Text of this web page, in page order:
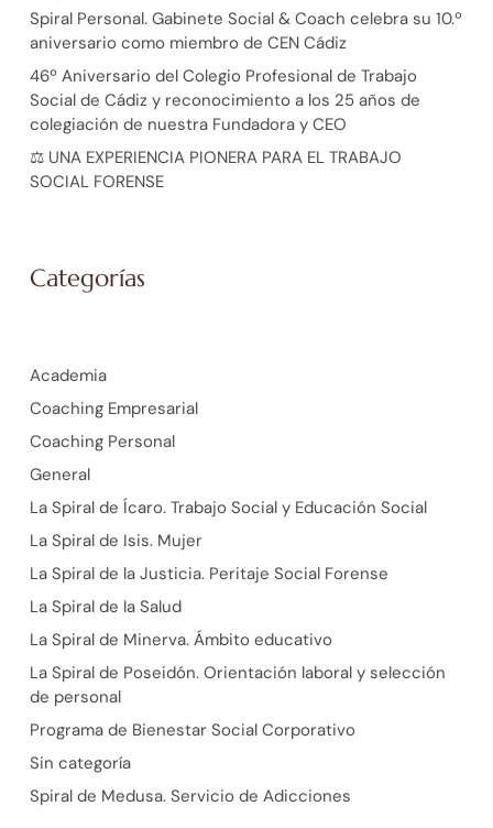
Spiral Personal. Gabinete Social & Coach celebra su 10.º
aniversario como miembro de CEN Cádiz
46º Aniversario del Colegio Profesional de Trabajo
Social de Cádiz y reconocimiento a los 25 años de
colegiación de nuestra Fundadora y CEO
⚖️ UNA EXPERIENCIA PIONERA PARA EL TRABAJO
SOCIAL FORENSE
Categorías
Academia
Coaching Empresarial
Coaching Personal
General
La Spiral de Ícaro. Trabajo Social y Educación Social
La Spiral de Isis. Mujer
La Spiral de la Justicia. Peritaje Social Forense
La Spiral de la Salud
La Spiral de Minerva. Ámbito educativo
La Spiral de Poseidón. Orientación laboral y selección
de personal
Programa de Bienestar Social Corporativo
Sin categoría
Spiral de Medusa. Servicio de Adicciones